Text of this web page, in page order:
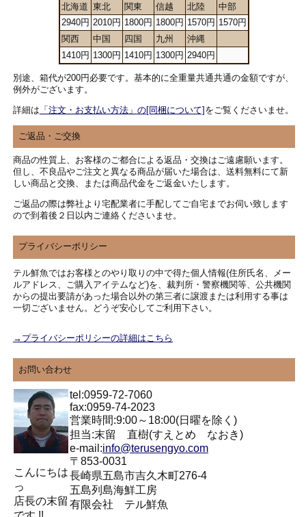
北海道 東北 関東 信越 北陸
中部
2940円 2010円 1800円 1800円 1570円 1570円
関西
中国 四国 九州
沖縄
1410円 1300円 1410円 1300円 2940円
別途、箱代が200円必要です。基本的に全重量共通共通の金額ですが、
例外がございます。
詳細は 「注文・お支払い方法」の[同梱について] をご覧くださいませ。
ご返品・ご交換
商品の性質上、お客様のご都合による返品・交換はご遠慮願います。
但し、不良品やご注文と異なる商品が届いた場合は、送料無料にて新
しい商品と交換、または商品代金をご返金いたします。
ご返品の際は弊社より宅配業者に手配してご自宅までお伺い致します
ので到着後２日以内ご連絡くださいませ。
プライバシーポリシー
テル鮮魚ではお客様とのやり取りの中で得た個人情報(住所氏名、メー
ルアドレス、ご購入アイテムなど)を、裁判所・警察機関等、公共機関
からの提出要請があった場合以外の第三者に譲渡または利用する事は
一切ございません。どうぞ安心してご利用下さい。
→プライバシーポリシーの詳細はこちら
お問い合わせ
こんにちは
っ
店長の末留
tel:0959-72-7060
fax:0959-74-2023
営業時間:9:00～18:00(日曜を除く)
担当:末留 直樹(すえとめ なおき)
e-mail:info@terusengyo.com
〒853-0031
長崎県五島市吉久木町276-4
五島列島海鮮工房
有限会社 テル鮮魚